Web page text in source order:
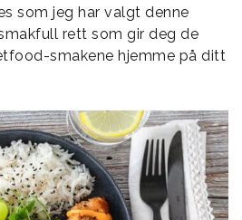
som jeg har valgt denne
rett som gir deg de
smakene hjemme på ditt